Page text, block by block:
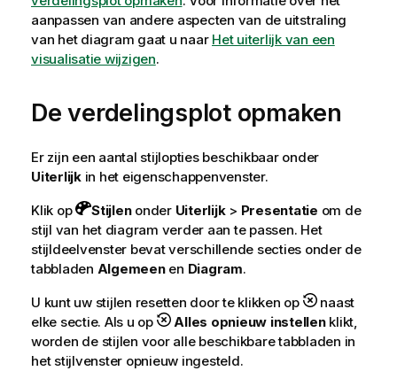
aanpassen van andere aspecten van de uitstraling
van het diagram gaat u naar Het uiterlijk van een
visualisatie wijzigen.
De verdelingsplot opmaken
Er zijn een aantal stijlopties beschikbaar onder
Uiterlijkin het eigenschappenvenster.
Klik op
Stijlenonder Uiterlijk> Presentatie om de
stijl van het diagram verder aan te passen. Het
stijldeelvenster bevat verschillende secties onder de
tabbladen Algemeenen Diagram.
U kunt uw stijlen resetten door te klikken op
naast
elke sectie. Als u op
Alles opnieuw instellenklikt,
worden de stijlen voor alle beschikbare tabbladen in
het stijlvenster opnieuw ingesteld.